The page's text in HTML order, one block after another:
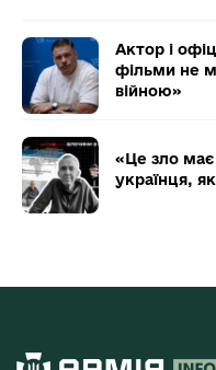
Актор і
фільми не
війною»
«Це зло має
українця,